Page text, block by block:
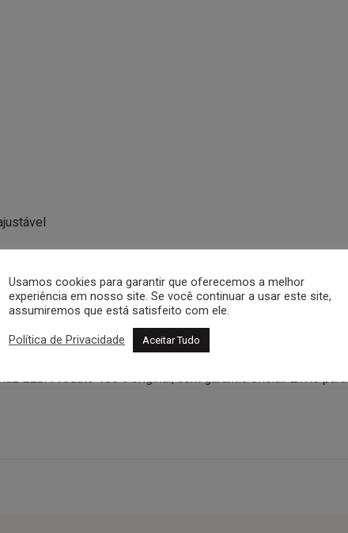
alarme diário, sinal horário, calendário automático,
de garantia e nota fiscal.
dourado de mostrador digital preto, em caixa e
LED. Produto 100% original, com garantia oficial. Envio
Usamos cookies para garantir que oferecemos a melhor
experiência em nosso site. Se você continuar a usar este site,
assumiremos que está satisfeito com ele.
Política de Privacidade Aceitar Tudo